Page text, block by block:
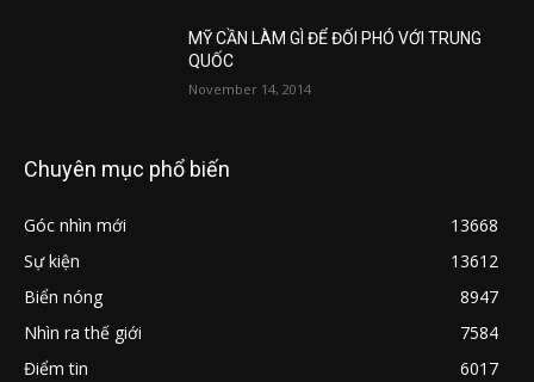
MỸ CẦN LÀM GÌ ĐỂ ĐỐI PHÓ VỚI TRUNG
QUỐC
November 14, 2014
Chuyên mục phổ biến
Góc nhìn mới
13668
Sự kiện
13612
Biển nóng
8947
Nhìn ra thế giới
7584
Điểm tin
6017